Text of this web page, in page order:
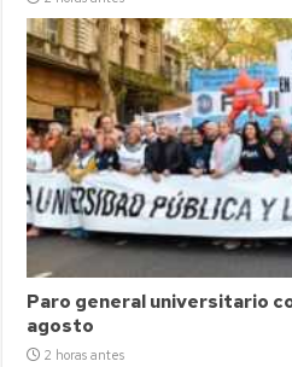
Paro general universitario
agosto
2 horas antes